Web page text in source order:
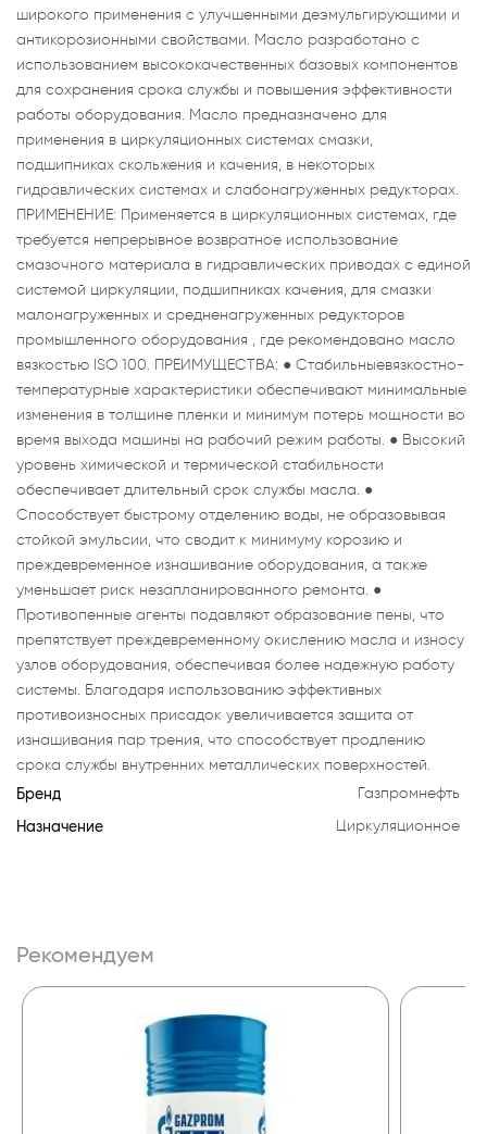
широкого применения с улучшенными деэмульгирующими и
антикорозионными свойствами. Масло разработано с
использованием высококачественных базовых компонентов
для сохранения срока службы и повышения эффективности
работы оборудования. Масло предназначено для
применения в циркуляционных системах смазки,
подшипниках скольжения и качения, в некоторых
гидравлических системах и слабонагруженных редукторах.
ПРИМЕНЕНИЕ: Применяется в циркуляционных системах, где
требуется непрерывное возвратное использование
смазочного материала в гидравлических приводах с единой
системой циркуляции, подшипниках качения, для смазки
малонагруженных и средненагруженных редукторов
промышленного оборудования , где рекомендовано масло
вязкостью ISO 100. ПРЕИМУЩЕСТВА: ● Стабильныевязкостно-
температурные характеристики обеспечивают минимальные
изменения в толщине пленки и минимум потерь мощности во
время выхода машины на рабочий режим работы. ● Высокий
уровень химической и термической стабильности
обеспечивает длительный срок службы масла. ●
Способствует быстрому отделению воды, не образовывая
стойкой эмульсии, что сводит к минимуму корозию и
преждевременное изнашивание оборудования, а также
уменьшает риск незапланированного ремонта. ●
Противопенные агенты подавляют образование пены, что
препятствует преждевременному окислению масла и износу
узлов оборудования, обеспечивая более надежную работу
системы. Благодаря использованию эффективных
противоизносных присадок увеличивается защита от
изнашивания пар трения, что способствует продлению
срока службы внутренних металлических поверхностей.
Бренд Газпромнефть
Назначение Циркуляционное
Рекомендуем